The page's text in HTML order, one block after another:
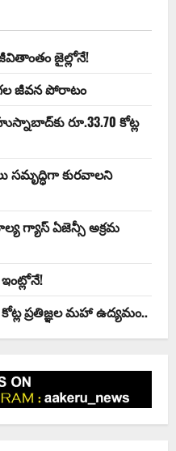
| జీవితాంతం జైల్లోనే!
జీవన పోరాటం
రూ.33.70 కోట్ల
సమృద్ధిగా కురవాలని
గ్యాస్ ఏజెన్సీ అక్రమ
కోట్ల ప్రతిజ్ఞల మహా ఉద్యమం..